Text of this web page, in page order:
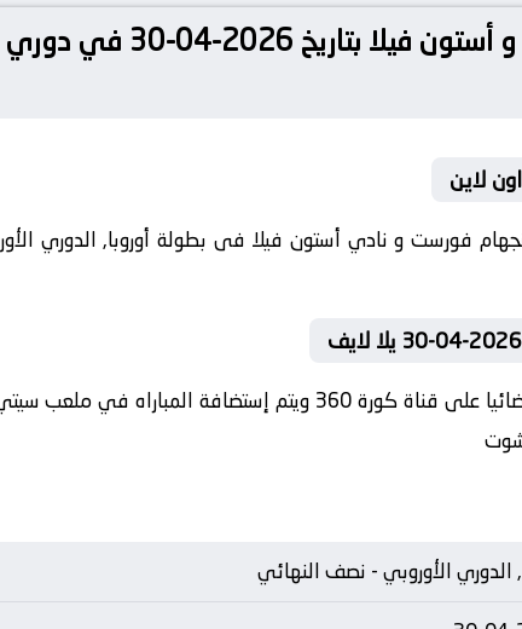
تفاصيل وموعد مباراة
لاين
04-30 كلا من نادى نوتنجهام فورست و نادي أستون فيلا فى بطولة
في العارضة تنقل أحداث المباراة في الوطن العربي فضائيا على قناة كورة
شوت
الدوري الأوروبي - نصف النهائي